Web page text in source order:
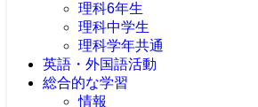
理科6年生
理科中学生
理科学年共通
英語・外国語活動
総合的な学習
情報